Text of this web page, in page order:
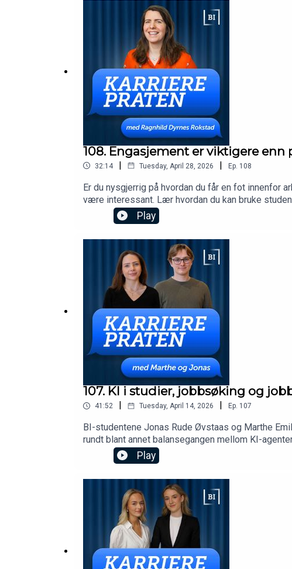
108. Engasjement er viktigere enn
32:14 | Tuesday, April 28, 2026 | Ep. 108
Er du nysgjerrig på hvordan du får en fot innenfor
være interessant. Lær hvordan du kan bruke
Play
107. KI i studier, jobbsøking og
41:52 | Tuesday, April 14, 2026 | Ep. 107
BI-studentene Jonas Rude Øvstaas og Marthe
rundt blant annet balansegangen mellom KI-
fremtidens arbeidsliv.
Play